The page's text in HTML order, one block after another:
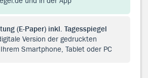
(E-Paper) inkl. Tagesspiegel
Version der gedruckten
Smartphone, Tablet oder PC